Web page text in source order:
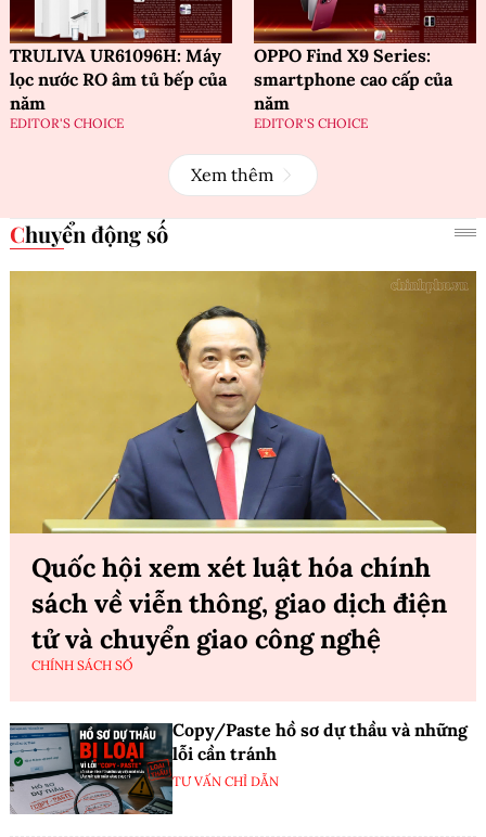
TRULIVA UR61096H: Máy
lọc nước RO âm tủ bếp của
năm
EDITOR'S CHOICE
OPPO Find X9 Series:
smartphone cao cấp của
năm
EDITOR'S CHOICE
Xem thêm
Chuyển động số
Quốc hội xem xét luật hóa chính
sách về viễn thông, giao dịch điện
tử và chuyển giao công nghệ
CHÍNH SÁCH SỐ
Copy/Paste hồ sơ dự thầu và những
lỗi cần tránh
TƯ VẤN CHỈ DẪN